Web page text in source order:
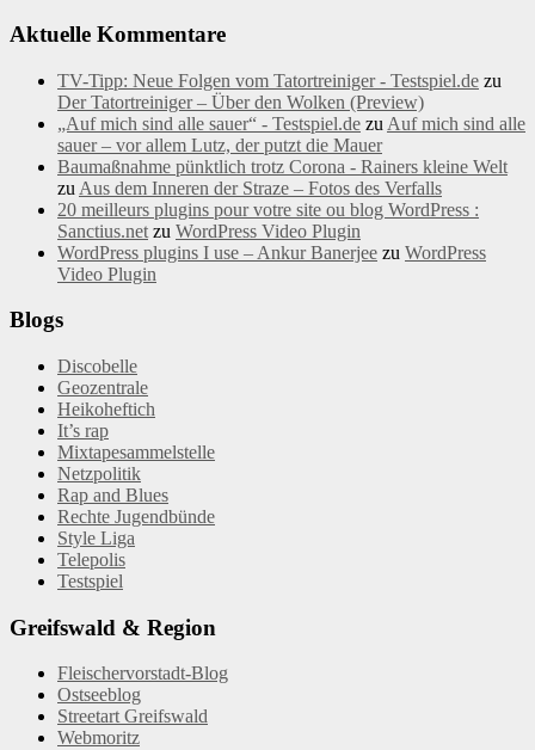
Aktuelle Kommentare
TV-Tipp: Neue Folgen vom Tatortreiniger - Testspiel.de zu
Der Tatortreiniger – Über den Wolken (Preview)
„Auf mich sind alle sauer“ - Testspiel.de zu Auf mich sind alle
sauer – vor allem Lutz, der putzt die Mauer
Baumaßnahme pünktlich trotz Corona - Rainers kleine Welt
zu Aus dem Inneren der Straze – Fotos des Verfalls
20 meilleurs plugins pour votre site ou blog WordPress :
Sanctius.net zu WordPress Video Plugin
WordPress plugins I use – Ankur Banerjee zu WordPress
Video Plugin
Blogs
Discobelle
Geozentrale
Heikoheftich
It’s rap
Mixtapesammelstelle
Netzpolitik
Rap and Blues
Rechte Jugendbünde
Style Liga
Telepolis
Testspiel
Greifswald & Region
Fleischervorstadt-Blog
Ostseeblog
Streetart Greifswald
Webmoritz